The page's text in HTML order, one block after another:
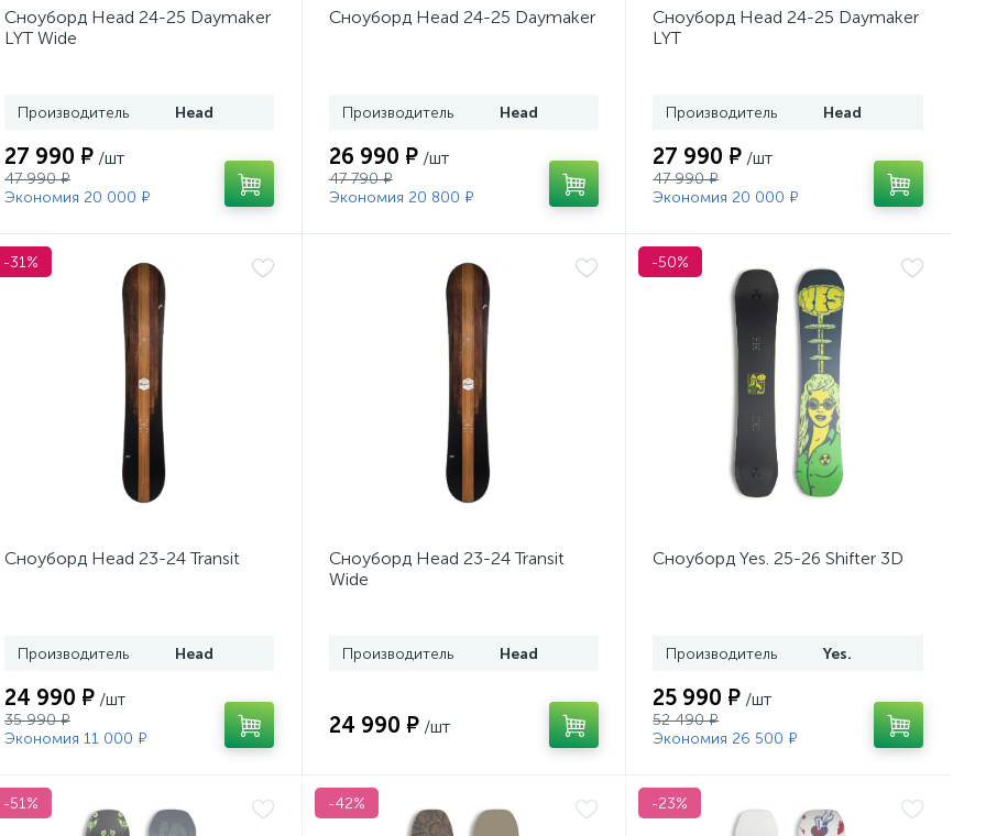
Сноуборд Head 24-25 Daymaker
LYT Wide
Производитель Head
27 990 ₽ /шт
47 990 ₽
Экономия 20 000 ₽
Сноуборд Head 24-25 Daymaker
Производитель Head
26 990 ₽ /шт
47 790 ₽
Экономия 20 800 ₽
Сноуборд Head 24-25 Daymaker
LYT
Производитель Head
27 990 ₽ /шт
47 990 ₽
Экономия 20 000 ₽
-31%
Сноуборд Head 23-24 Transit
Производитель Head
24 990 ₽ /шт
35 990 ₽
Экономия 11 000 ₽
Сноуборд Head 23-24 Transit
Wide
Производитель Head
24 990 ₽ /шт
-50%
Сноуборд Yes. 25-26 Shifter 3D
Производитель Yes.
25 990 ₽ /шт
52 490 ₽
Экономия 26 500 ₽
-51% -42% -23%